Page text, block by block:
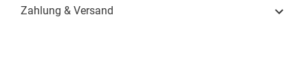
Schriftenreihe
Zahlung & Versand